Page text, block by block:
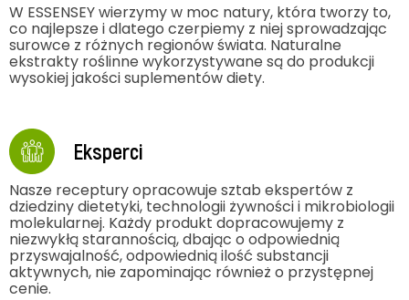
W ESSENSEY wierzymy w moc natury, która tworzy to,
co najlepsze i dlatego czerpiemy z niej sprowadzając
surowce z różnych regionów świata. Naturalne
ekstrakty roślinne wykorzystywane są do produkcji
wysokiej jakości suplementów diety.
Eksperci
Nasze receptury opracowuje sztab ekspertów z
dziedziny dietetyki, technologii żywności i mikrobiologii
molekularnej. Każdy produkt dopracowujemy z
niezwykłą starannością, dbając o odpowiednią
przyswajalność, odpowiednią ilość substancji
aktywnych, nie zapominając również o przystępnej
cenie.